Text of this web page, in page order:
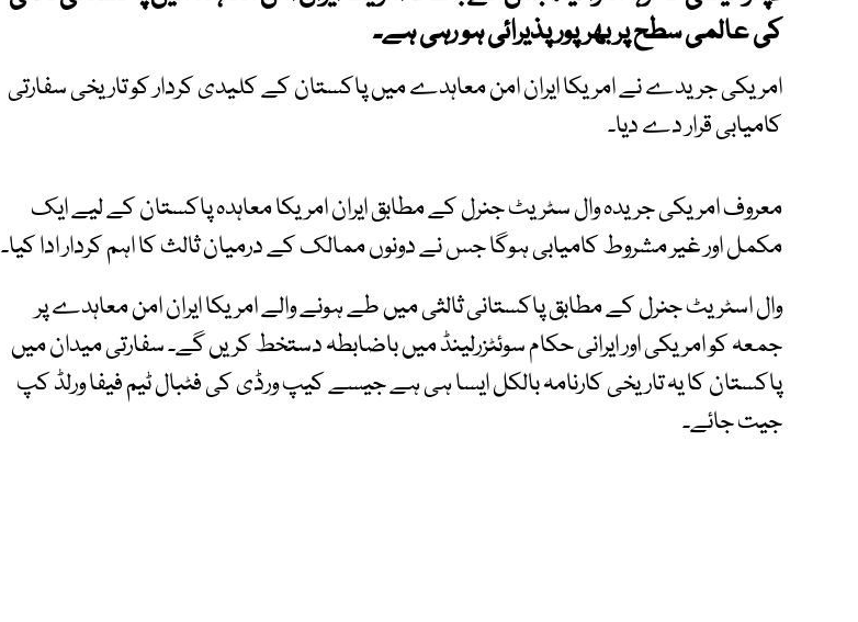
کی عالمی سطح پر بھرپور پذیرائی ہو رہی ہے۔
امریکی جریدے نے امریکا ایران امن معاہدے میں پاکستان کے کلیدی کردار کو تاریخی سفارتی
کامیابی قرار دے دیا۔
معروف امریکی جریدہ وال سٹریٹ جنرل کے مطابق ایران امریکا معاہدہ پاکستان کے لیے ایک
مکمل اور غیر مشروط کامیابی ہوگا جس نے دونوں ممالک کے درمیان ثالث کا اہم کردار ادا کیا۔
وال اسٹریٹ جنرل کے مطابق پاکستانی ثالثی میں طے ہونے والے امریکا ایران امن معاہدے پر
جمعہ کو امریکی اور ایرانی حکام سوئٹزرلینڈ میں باضابطہ دستخط کریں گے۔ سفارتی میدان میں
پاکستان کا یہ تاریخی کارنامہ بالکل ایسا ہی ہے جیسے کیپ ورڈی کی فٹبال ٹیم فیفا ورلڈ کپ
جیت جائے۔